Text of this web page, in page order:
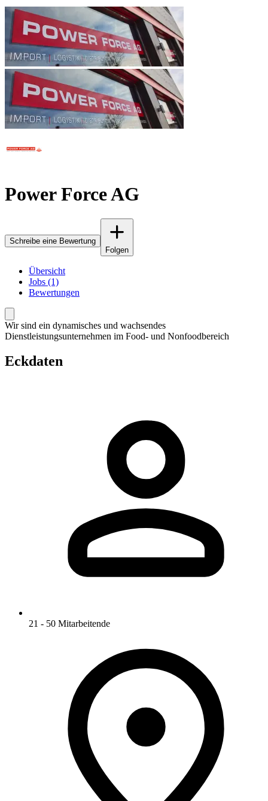
Power Force AG
Schreibe eine Bewertung
Folgen
Übersicht
Jobs (1)
Bewertungen
Wir sind ein dynamisches und wachsendes
Dienstleistungsunternehmen im Food- und Nonfoodbereich
Eckdaten
21 - 50 Mitarbeitende